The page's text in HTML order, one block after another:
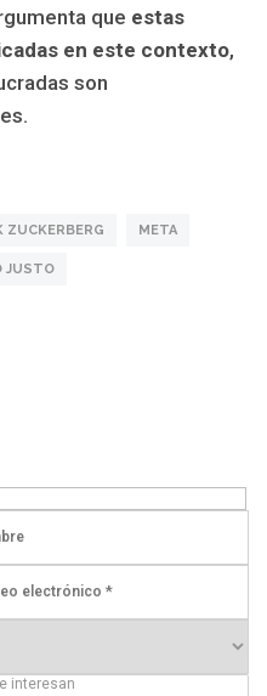
que estas
en este contexto,
son
ZUCKERBERG META
JUSTO